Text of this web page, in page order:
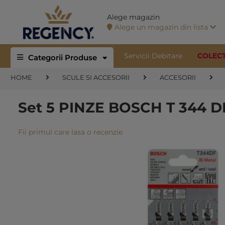
Alege magazin
Alege un magazin din lista
Categorii Produse Servicii Debitare
HOME SCULE SI ACCESORII ACCESORII
Set 5 PINZE BOSCH T 344
Fii primul care lasa o recenzie